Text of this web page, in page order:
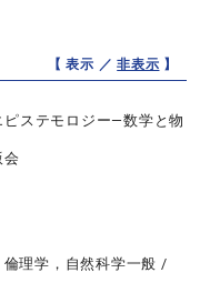
【 表示 ／非表示 】
ピステモロジー―数学と物
会
理学，自然科学一般 /